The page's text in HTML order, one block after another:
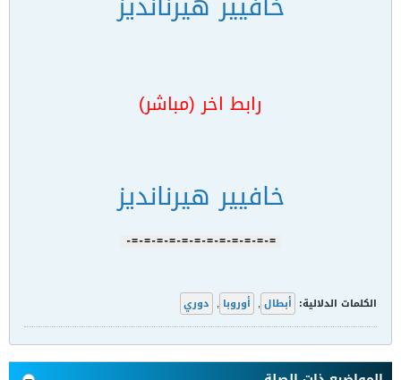
رابط اخر (مباشر)
خافيير هيرنانديز
=-=-=-=-=-=-=-=-=-=-=-=-
الكلمات الدلالية: أبطال , أوروبا , دوري